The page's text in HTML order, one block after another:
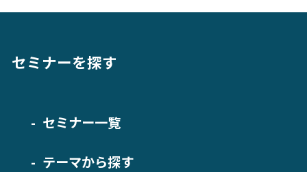
セミナーを探す
セミナー一覧
テーマから探す